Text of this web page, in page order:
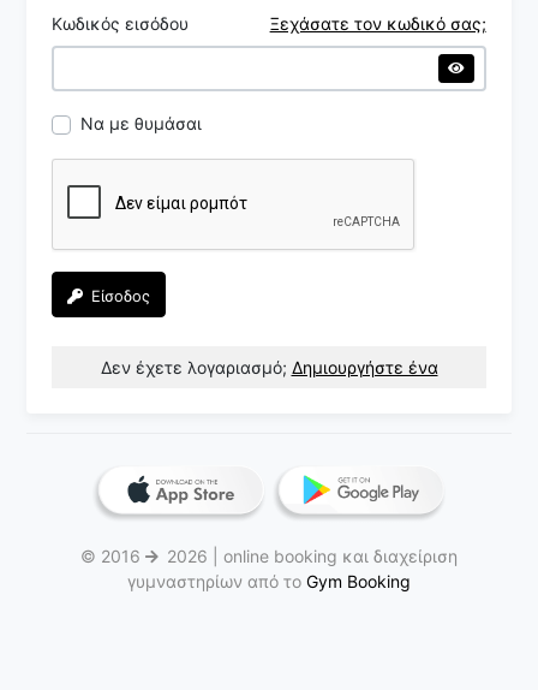
Κωδικός εισόδου Ξεχάσατε τον κωδικό σας;
Να με θυμάσαι
Είσοδος
Δεν έχετε λογαριασμό; Δημιουργήστε ένα
© 2016
2026 | online booking και διαχείριση
γυμναστηρίων από το Gym Booking